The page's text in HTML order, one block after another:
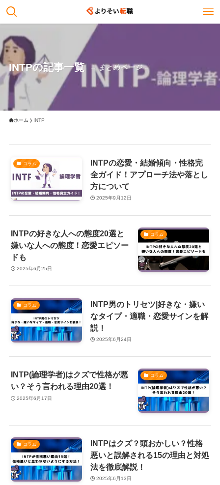
INTPの記事一覧 – まとめページ –
ホーム INTP
コラム
INTPの恋愛・結婚傾向・性格完
全ガイド！アプローチ法や落とし
方について
2025年9月12日
コラム
INTPの好きな人への態度20選と
嫌いな人への態度！恋愛エピソー
ドも
2025年6月25日
コラム
INTP男のトリセツ|好きな・嫌い
なタイプ・適職・恋愛サインを解
説！
2025年6月24日
コラム
INTP(論理学者)はクズで性格が悪
い？そう言われる理由20選！
2025年6月17日
コラム
INTPはクズ？頭おかしい？性格
悪いと誤解される15の理由と対処
法を徹底解説！
2025年6月13日